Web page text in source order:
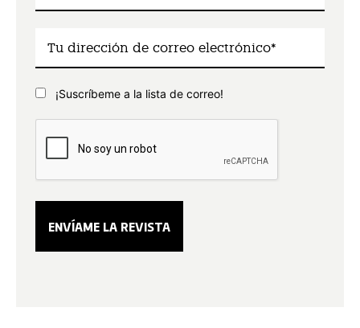
¡Suscríbeme a la lista de correo!